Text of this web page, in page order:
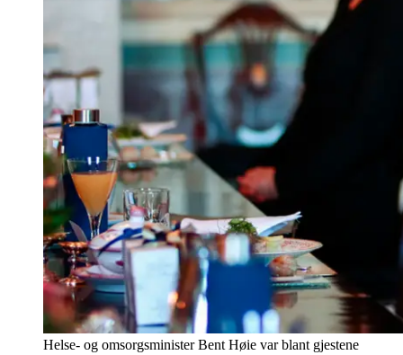
Helse- og omsorgsminister Bent Høie var blant gjestene